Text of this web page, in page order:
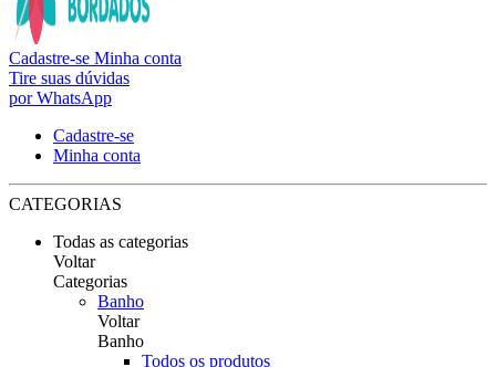
Cadastre-se Minha conta
Tire suas dúvidas
por WhatsApp
Cadastre-se
Minha conta
CATEGORIAS
Todas as categorias
Voltar
Categorias
Banho
Voltar
Banho
Todos os produtos